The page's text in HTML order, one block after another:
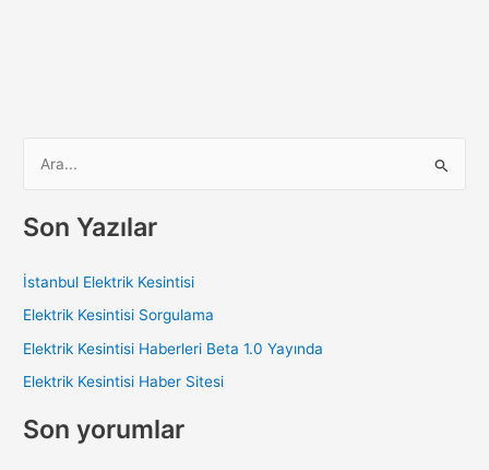
r
o
r
Son Yazılar
İstanbul Elektrik Kesintisi
Elektrik Kesintisi Sorgulama
Elektrik Kesintisi Haberleri Beta 1.0 Yayında
Elektrik Kesintisi Haber Sitesi
Son yorumlar